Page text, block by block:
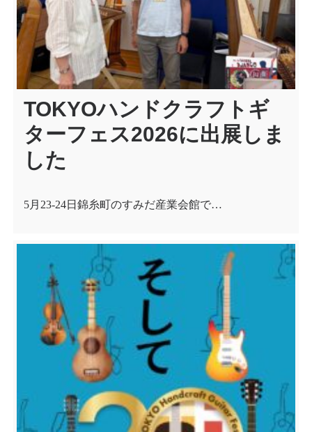
TOKYOハンドクラフトギ
ターフェス2026に出展しま
した
5月23-24日錦糸町のすみだ産業会館で…